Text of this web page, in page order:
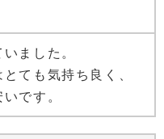
ました。
ても気持ち良く、
です。